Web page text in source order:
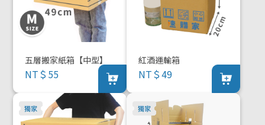
五層搬家紙箱【中型】
NT＄55
紅酒運輸箱
NT＄49